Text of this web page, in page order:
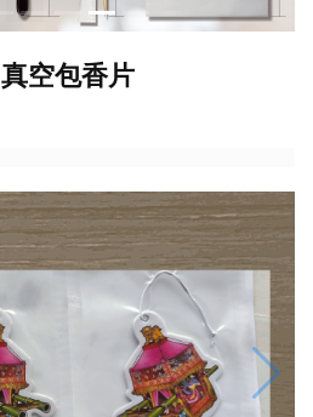
o
n
真空包香片